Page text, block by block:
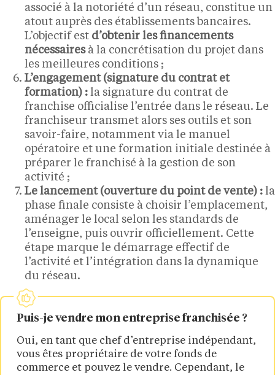
associé à la notoriété d’un réseau, constitue un
atout auprès des établissements bancaires.
L’objectif est d’obtenir les financements
nécessairesà la concrétisation du projet dans
les meilleures conditions ;
L’engagement (signature du contrat et
formation) : la signature du contrat de
franchise officialise l’entrée dans le réseau. Le
franchiseur transmet alors ses outils et son
savoir-faire, notamment via le manuel
opératoire et une formation initiale destinée à
préparer le franchisé à la gestion de son
activité ;
Le lancement (ouverture du point de vente) : la
phase finale consiste à choisir l’emplacement,
aménager le local selon les standards de
l’enseigne, puis ouvrir officiellement. Cette
étape marque le démarrage effectif de
l’activité et l’intégration dans la dynamique
du réseau.
Puis-je vendre mon entreprise franchisée ?
Oui, en tant que chef d’entreprise indépendant,
vous êtes propriétaire de votre fonds de
commerce et pouvez le vendre. Cependant, le